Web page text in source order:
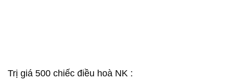
Trị giá 500 chiếc điều hoà NK :